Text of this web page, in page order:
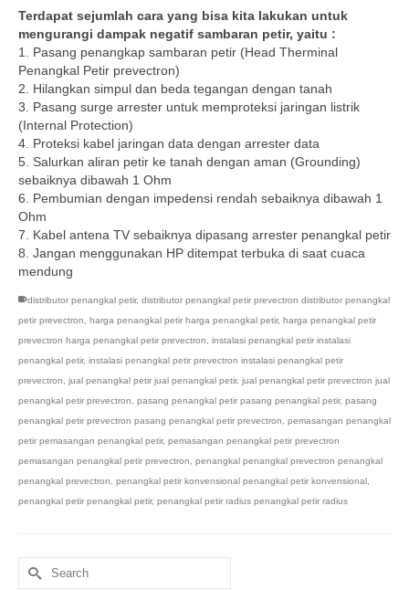
Terdapat sejumlah cara yang bisa kita lakukan untuk
mengurangi dampak negatif sambaran petir, yaitu :
1. Pasang penangkap sambaran petir (Head Therminal
Penangkal Petir prevectron)
2. Hilangkan simpul dan beda tegangan dengan tanah
3. Pasang surge arrester untuk memproteksi jaringan listrik
(Internal Protection)
4. Proteksi kabel jaringan data dengan arrester data
5. Salurkan aliran petir ke tanah dengan aman (Grounding)
sebaiknya dibawah 1 Ohm
6. Pembumian dengan impedensi rendah sebaiknya dibawah 1
Ohm
7. Kabel antena TV sebaiknya dipasang arrester penangkal petir
8. Jangan menggunakan HP ditempat terbuka di saat cuaca
mendung
distributor penangkal petir, distributor penangkal petir prevectron distributor penangkal
petir prevectron
harga penangkal petir harga penangkal petir, harga penangkal petir
prevectron harga penangkal petir prevectron
instalasi penangkal petir instalasi
penangkal petir, instalasi penangkal petir prevectron instalasi penangkal petir
prevectron
jual penangkal petir jual penangkal petir, jual penangkal petir prevectron jual
penangkal petir prevectron
pasang penangkal petir pasang penangkal petir, pasang
penangkal petir prevectron pasang penangkal petir prevectron
pemasangan penangkal
petir pemasangan penangkal petir, pemasangan penangkal petir prevectron
pemasangan penangkal petir prevectron
penangkal penangkal prevectron penangkal
penangkal prevectron
penangkal petir konvensional penangkal petir konvensional
penangkal petir penangkal petir, penangkal petir radius penangkal petir radius
Search
for: